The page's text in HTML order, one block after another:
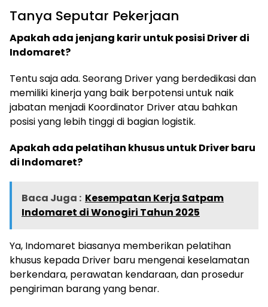
Tanya Seputar Pekerjaan
Apakah ada jenjang karir untuk posisi Driver di
Indomaret?
Tentu saja ada. Seorang Driver yang berdedikasi dan
memiliki kinerja yang baik berpotensi untuk naik
jabatan menjadi Koordinator Driver atau bahkan
posisi yang lebih tinggi di bagian logistik.
Apakah ada pelatihan khusus untuk Driver baru
di Indomaret?
Baca Juga : Kesempatan Kerja Satpam
Indomaret di Wonogiri Tahun 2025
Ya, Indomaret biasanya memberikan pelatihan
khusus kepada Driver baru mengenai keselamatan
berkendara, perawatan kendaraan, dan prosedur
pengiriman barang yang benar.